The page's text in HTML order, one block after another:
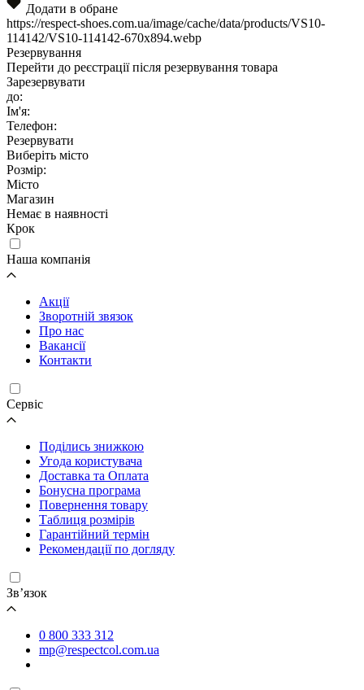
Додати в обране
https://respect-shoes.com.ua/image/cache/data/products/VS10-
114142/VS10-114142-670x894.webp
Резервування
Перейти до реєстрації після резервування товара
Зарезервувати
до:
Ім'я:
Телефон:
Резервувати
Виберіть місто
Розмір:
Місто
Магазин
Немає в наявності
Крок
Наша компанія
Акції
Зворотній звязок
Про нас
Вакансії
Контакти
Cервіс
Поділись знижкою
Угода користувача
Доставка та Оплата
Бонусна програма
Повернення товару
Таблиця розмірів
Гарантійний термін
Рекомендації по догляду
Зв’язок
0 800 333 312
mp@respectcol.com.ua